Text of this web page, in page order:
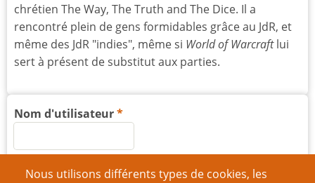
Nous utilisons différents types de cookies, les
chrétien The Way, The Truth and The Dice. Il a
rencontré plein de gens formidables grâce au JdR, et
même des JdR "indies", même si World of Warcraftlui
sert à présent de substitut aux parties.
Nom d'utilisateur
Mot de passe